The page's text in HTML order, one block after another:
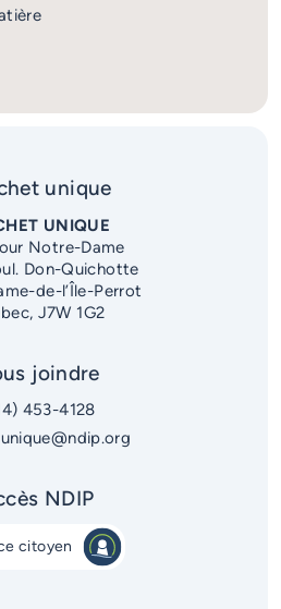
unique
UNIQUE
Notre-Dame
Don-Quichotte
de-l’Île-Perrot
J7W 1G2
joindre
453-4128
NDIP
citoyen